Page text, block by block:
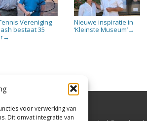
voor verwerking van
Dit omvat integratie van
Vereniging
bestaat 35
→
Nieuwe inspiratie in
‘Kleinste Museum’→